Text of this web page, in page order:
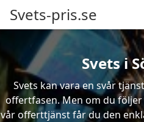
Svets-pris.se
Svets i
Svets kan vara en svår
offertfasen. Men om du
vår offerttjänst får du den